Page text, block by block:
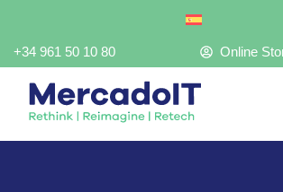
contenido
+34 961 50 10 80 Online